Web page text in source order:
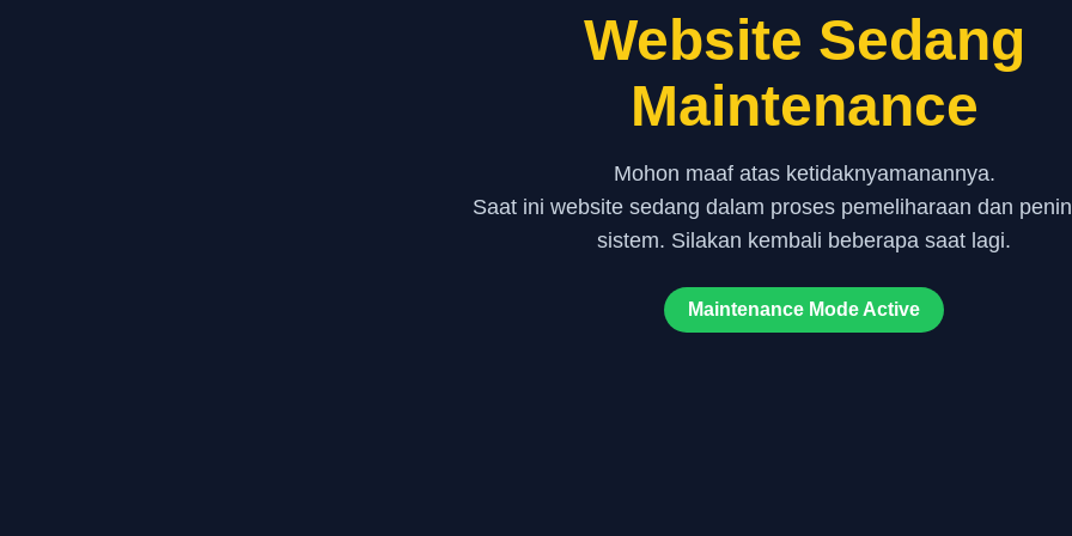
Website Sedang
Maintenance
Mohon maaf atas ketidaknyamanannya.
Saat ini website sedang dalam proses pemeliharaan dan
sistem. Silakan kembali beberapa saat lagi.
Maintenance Mode Active